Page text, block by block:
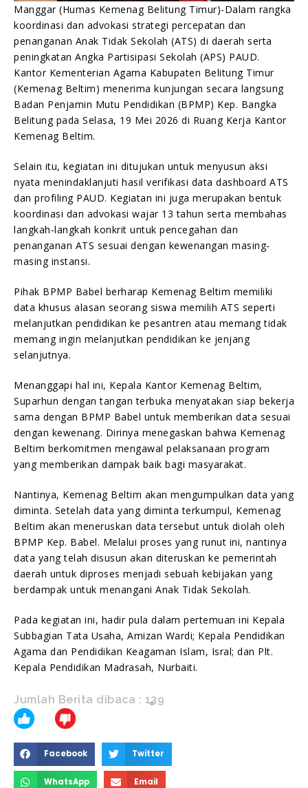
Manggar (Humas Kemenag Belitung Timur)-Dalam rangka
koordinasi dan advokasi strategi percepatan dan
penanganan Anak Tidak Sekolah (ATS) di daerah serta
peningkatan Angka Partisipasi Sekolah (APS) PAUD.
Kantor Kementerian Agama Kabupaten Belitung Timur
(Kemenag Beltim) menerima kunjungan secara langsung
Badan Penjamin Mutu Pendidikan (BPMP) Kep. Bangka
Belitung pada Selasa, 19 Mei 2026 di Ruang Kerja Kantor
Kemenag Beltim.
Selain itu, kegiatan ini ditujukan untuk menyusun aksi
nyata menindaklanjuti hasil verifikasi data dashboard ATS
dan profiling PAUD. Kegiatan ini juga merupakan bentuk
koordinasi dan advokasi wajar 13 tahun serta membahas
langkah-langkah konkrit untuk pencegahan dan
penanganan ATS sesuai dengan kewenangan masing-
masing instansi.
Pihak BPMP Babel berharap Kemenag Beltim memiliki
data khusus alasan seorang siswa memilih ATS seperti
melanjutkan pendidikan ke pesantren atau memang tidak
memang ingin melanjutkan pendidikan ke jenjang
selanjutnya.
Menanggapi hal ini, Kepala Kantor Kemenag Beltim,
Suparhun dengan tangan terbuka menyatakan siap bekerja
sama dengan BPMP Babel untuk memberikan data sesuai
dengan kewenang. Dirinya menegaskan bahwa Kemenag
Beltim berkomitmen mengawal pelaksanaan program
yang memberikan dampak baik bagi masyarakat.
Nantinya, Kemenag Beltim akan mengumpulkan data yang
diminta. Setelah data yang diminta terkumpul, Kemenag
Beltim akan meneruskan data tersebut untuk diolah oleh
BPMP Kep. Babel. Melalui proses yang runut ini, nantinya
data yang telah disusun akan diteruskan ke pemerintah
daerah untuk diproses menjadi sebuah kebijakan yang
berdampak untuk menangani Anak Tidak Sekolah.
Pada kegiatan ini, hadir pula dalam pertemuan ini Kepala
Subbagian Tata Usaha, Amizan Wardi; Kepala Pendidikan
Agama dan Pendidikan Keagaman Islam, Isral; dan Plt.
Kepala Pendidikan Madrasah, Nurbaiti.
Jumlah Berita dibaca : 139
Facebook Twitter
WhatsApp Email